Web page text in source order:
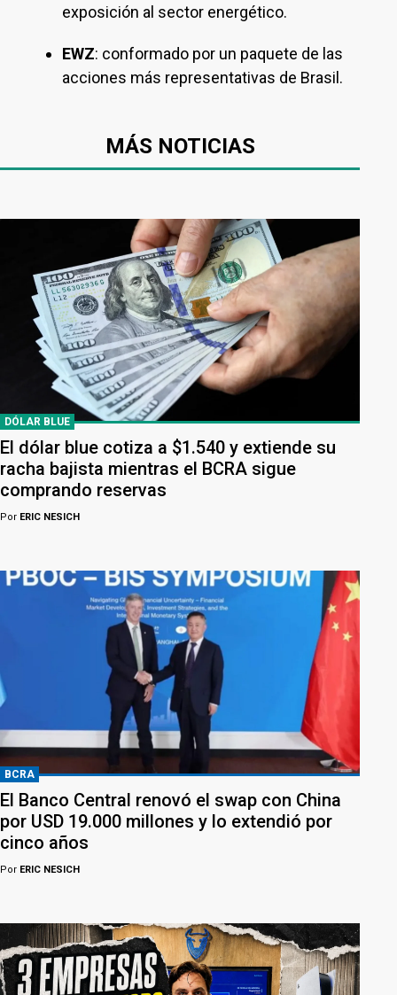
exposición al sector energético.
EWZ: conformado por un paquete de las
acciones más representativas de Brasil.
MÁS NOTICIAS
DÓLAR BLUE
El dólar blue cotiza a $1.540 y extiende su
racha bajista mientras el BCRA sigue
comprando reservas
Por ERIC NESICH
BCRA
El Banco Central renovó el swap con China
por USD 19.000 millones y lo extendió por
cinco años
Por ERIC NESICH